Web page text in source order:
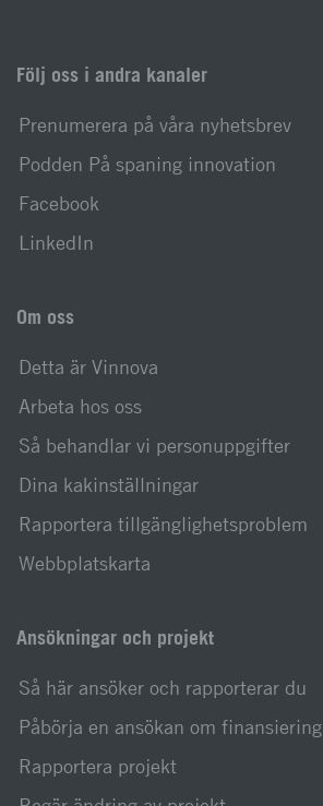
Följ oss i andra kanaler
Prenumerera på våra nyhetsbrev
Podden På spaning innovation
Facebook
LinkedIn
Om oss
Detta är Vinnova
Arbeta hos oss
Så behandlar vi personuppgifter
Dina kakinställningar
Rapportera tillgänglighetsproblem
Webbplatskarta
Ansökningar och projekt
Så här ansöker och rapporterar du
Påbörja en ansökan om finansiering
Rapportera projekt